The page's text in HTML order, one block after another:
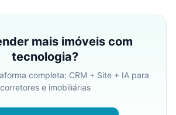
mais imóveis com
tecnologia?
completa: CRM + Site + IA para
corretores e imobiliárias